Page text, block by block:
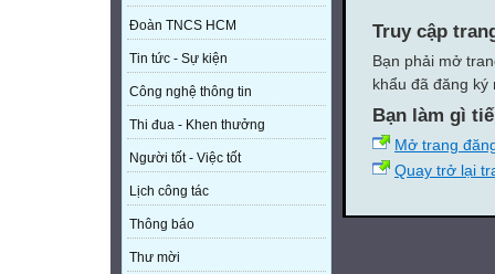
Đoàn TNCS HCM
Tin tức - Sự kiện
Công nghệ thông tin
Thi đua - Khen thưởng
Người tốt - Việc tốt
Lịch công tác
Thông báo
Thư mời
Truy cập
Bạn phải mở
khẩu đã đăng
Bạn làm gì
Mở trang
Quay trở lại